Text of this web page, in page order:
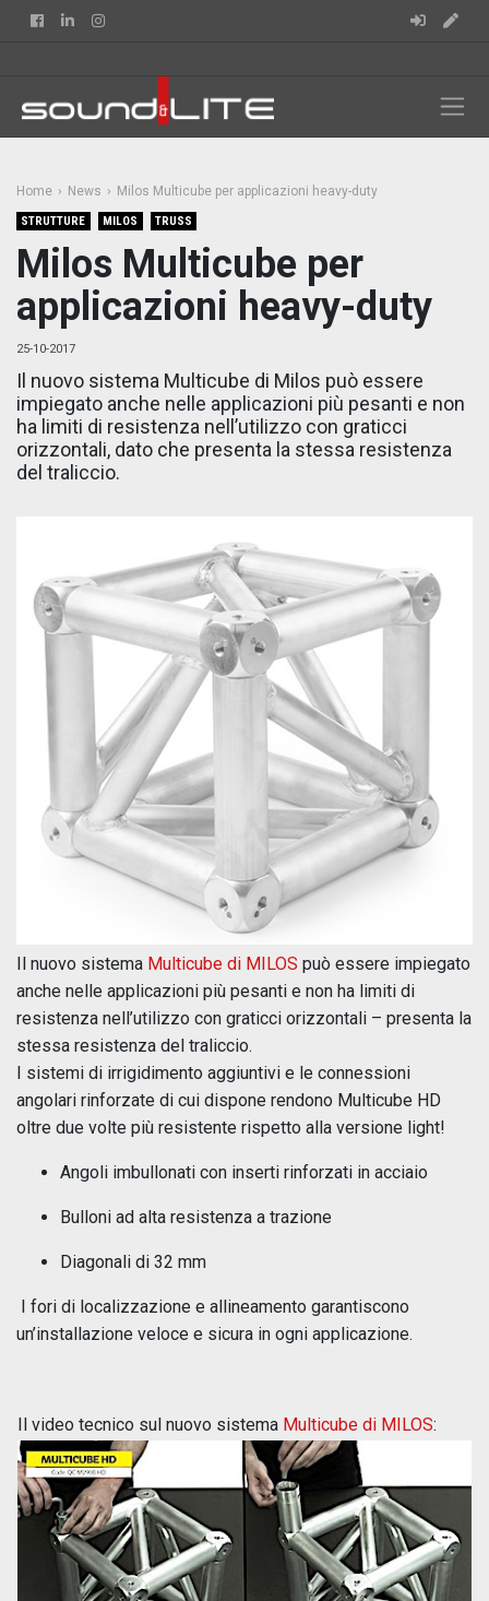
FacebookLinkedin
Home News Milos Multicube per applicazioni heavy-duty
STRUTTURE MILOS TRUSS
Milos Multicube per
applicazioni heavy-duty
25-10-2017
Il nuovo sistema Multicube di Milos può essere
impiegato anche nelle applicazioni più pesanti e non
ha limiti di resistenza nell’utilizzo con graticci
orizzontali, dato che presenta la stessa resistenza
del traliccio.
Il nuovo sistema Multicube di MILOS può essere impiegato
anche nelle applicazioni più pesanti e non ha limiti di
resistenza nell’utilizzo con graticci orizzontali – presenta la
stessa resistenza del traliccio.
I sistemi di irrigidimento aggiuntivi e le connessioni
angolari rinforzate di cui dispone rendono Multicube HD
oltre due volte più resistente rispetto alla versione light!
Angoli imbullonati con inserti rinforzati in acciaio
Bulloni ad alta resistenza a trazione
Diagonali di 32 mm
I fori di localizzazione e allineamento garantiscono
un’installazione veloce e sicura in ogni applicazione.
Il video tecnico sul nuovo sistema Multicube di MILOS: